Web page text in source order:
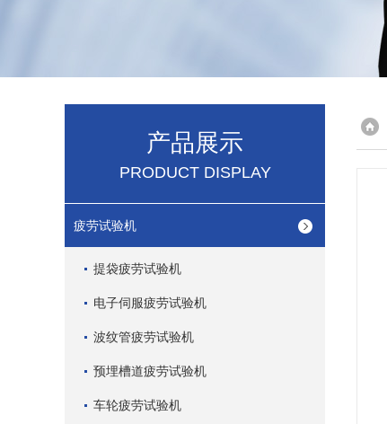
产品展示
PRODUCT DISPLAY
疲劳试验机
提袋疲劳试验机
电子伺服疲劳试验机
波纹管疲劳试验机
预埋槽道疲劳试验机
车轮疲劳试验机